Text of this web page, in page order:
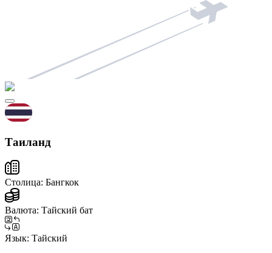
Таиланд
Столица: Бангкок
Валюта: Тайский бат
Язык: Тайский